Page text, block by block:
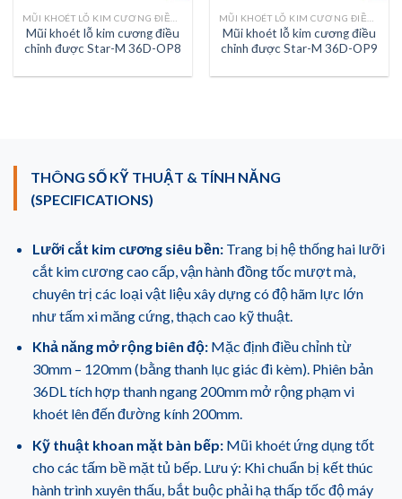
Mũi khoét lỗ kim cương điều
chỉnh được Star-M 36D-OP1
Mũi khoét lỗ kim cương
chỉnh được Star-M 36D-
THÔNG SỐ KỸ THUẬT & TÍNH NĂNG
(SPECIFICATIONS)
Lưỡi cắt kim cương siêu bền:Trang bị hệ thống hai lưỡi
cắt kim cương cao cấp, vận hành đồng tốc mượt mà,
chuyên trị các loại vật liệu xây dựng có độ hãm lực lớn
như tấm xi măng cứng, thạch cao kỹ thuật.
Khả năng mở rộng biên độ:Mặc định điều chỉnh từ
30mm – 120mm (bằng thanh lục giác đi kèm). Phiên bản
36DL tích hợp thanh ngang 200mm mở rộng phạm vi
khoét lên đến đường kính 200mm.
Kỹ thuật khoan mặt bàn bếp:Mũi khoét ứng dụng tốt
cho các tấm bề mặt tủ bếp. Lưu ý: Khi chuẩn bị kết thúc
hành trình xuyên thấu, bắt buộc phải hạ thấp tốc độ máy